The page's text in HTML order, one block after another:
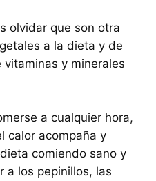
olvidar que son otra
a la dieta y de
y minerales
a cualquier hora,
calor acompaña y
comiendo sano y
a los pepinillos, las